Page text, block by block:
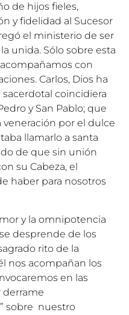
de hijos fieles,
y fidelidad al Sucesor
el ministerio de ser
unida. Sólo sobre esta
con
Carlos, Dios ha
coincidiera
y San Pablo; que
por el dulce
llamarlo a santa
de que sin unión
su Cabeza, el
haber para nosotros
y la omnipotencia
desprende de los
rito de la
nos acompañan los
en las
derrame
sobre nuestro